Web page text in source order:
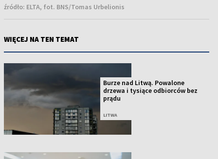
źródło: ELTA, fot. BNS/Tomas Urbelionis
WIĘCEJ NA TEN TEMAT
Burze nad Litwą. Powalone
drzewa i tysiące odbiorców bez
prądu
LITWA